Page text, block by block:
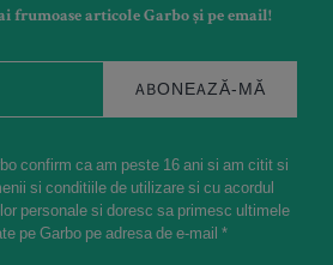
frumoase articole Garbo și pe email!
ABONEAZĂ-MĂ
confirm ca am peste 16 ani si am citit si
si conditiile de utilizare si cu acordul
personale si doresc sa primesc ultimele
pe Garbo pe adresa de e-mail *